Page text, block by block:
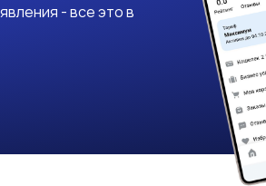
- все это в